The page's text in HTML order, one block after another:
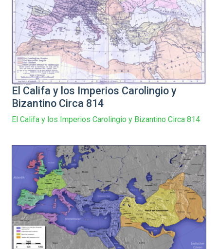
El Califa y los Imperios Carolingio y
Bizantino Circa 814
El Califa y los Imperios Carolingio y Bizantino Circa 814